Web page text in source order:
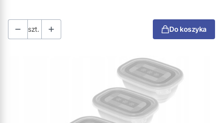
szt. Do koszyka